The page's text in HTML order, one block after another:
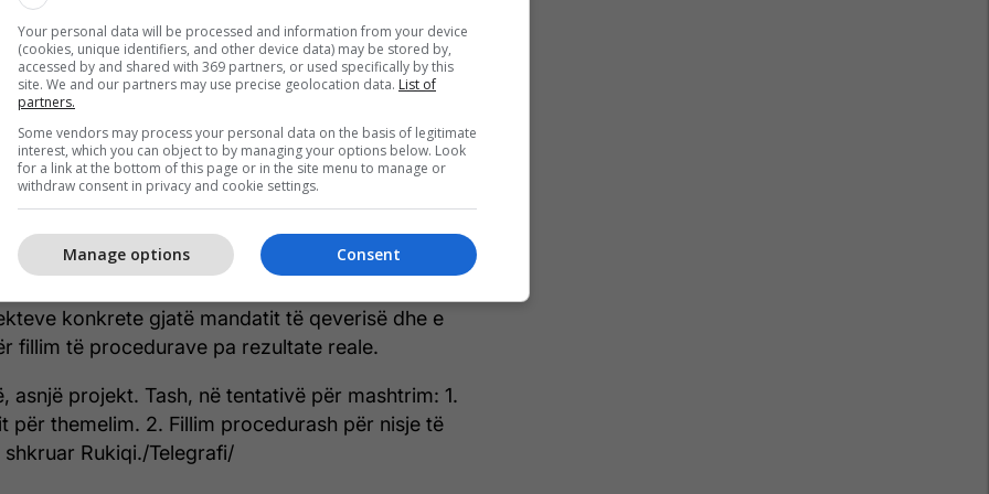
qeverisjen e tyre, u shtrenjëtua çdo produkt dhe
Mbi 250 mijë të rinj e lanë Kosovën në kërkim
jashtë saj. Sonte, pas katër viteve premtim,
një tjetër ‘dokument’ për banesat e
48 muaj, nuk ishin në gjendje një urë 13 metra
diçka më shumë," ka shkruar Deliu-Kodra.
i Kryesisë së LDK-së, Berat Rukiqi, e ka
një “tentativë për mashtrim”. Ai ka theksuar
konkrete gjatë mandatit të qeverisë dhe e
fillim të procedurave pa rezultate reale.
asnjë projekt. Tash, në tentativë për mashtrim: 1.
për themelim. 2. Fillim procedurash për nisje të
Rukiqi./Telegrafi/
Your personal data will be processed and information from your device
(cookies, unique identifiers, and other device data) may be stored by,
accessed by and shared with 369 partners, or used specifically by this
site. We and our partners may use precise geolocation data. List of
partners.
Some vendors may process your personal data on the basis of legitimate
interest, which you can object to by managing your options below. Look
for a link at the bottom of this page or in the site menu to manage or
withdraw consent in privacy and cookie settings.
Consent
Manage options